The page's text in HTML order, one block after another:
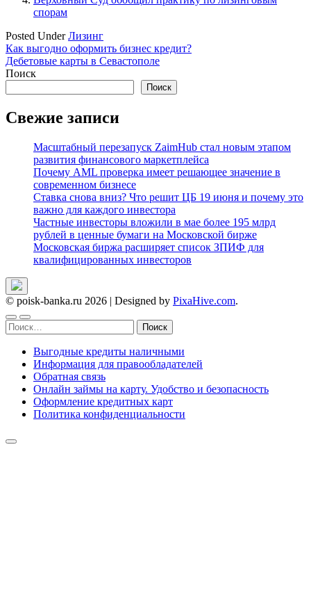
спорам
Posted UnderЛизинг
Навигация
по
Как выгодно оформить бизнес кредит?
Дебетовые карты в Севастополе
Поиск
Поиск
Свежие записи
Масштабный перезапуск ZaimHub стал новым этапом
развития финансового маркетплейса
Почему AML проверка имеет решающее значение в
современном бизнесе
Ставка снова вниз? Что решит ЦБ 19 июня и почему это
важно для каждого инвестора
Частные инвесторы вложили в мае более 195 млрд
рублей в ценные бумаги на Московской бирже
Московская биржа расширяет список ЗПИФ для
квалифицированных инвесторов
© poisk-banka.ru 2026 | Designed by PixaHive.com.
Найти:
Выгодные кредиты наличными
Информация для правообладателей
Обратная связь
Онлайн займы на карту. Удобство и безопасность
Оформление кредитных карт
Политика конфиденциальности